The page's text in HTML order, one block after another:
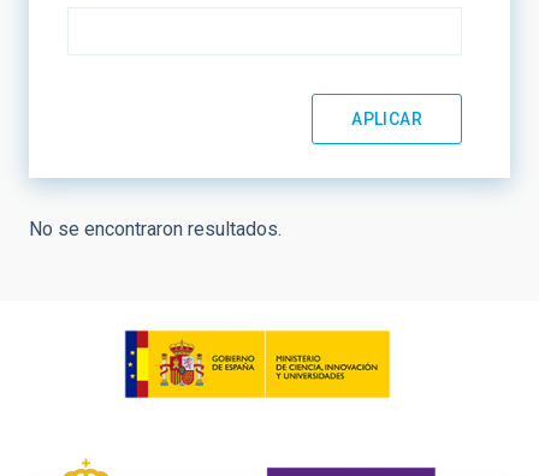
No se encontraron resultados.